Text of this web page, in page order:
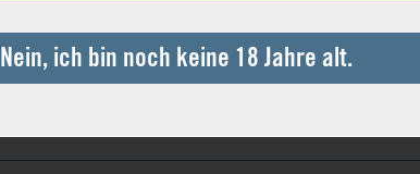
Nein, ich bin noch keine 18 Jahre alt.